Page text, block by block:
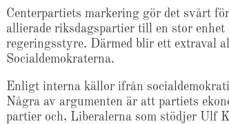
Centerpartiets markering gör det svårt
allierade riksdagspartier till en stor
regeringsstyre. Därmed blir ett extraval
Socialdemokraterna.
Enligt interna källor ifrån
Några av argumenten är att partiets
partier och, Liberalerna som stödjer Ulf